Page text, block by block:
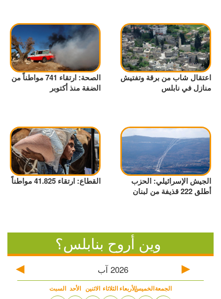
اعتقال شاب من برقة وتفتيش
منازل في نابلس
الصحة: ارتقاء 741 مواطناً من
الضفة منذ أكتوبر
الجيش الإسرائيلي: الحزب
أطلق 222 قذيفة من لبنان
القطاع: ارتقاء 41.825 مواطناً
وين أروح بنابلس؟
2026 آب
السبت الأحد الاثنين الثلاثاء الأربعاءالخميسالجمعة